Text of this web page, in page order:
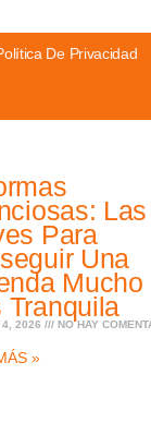
De Privacidad
Las
Para
Una
Mucho
Tranquila
4, 2026 NO HAY
»